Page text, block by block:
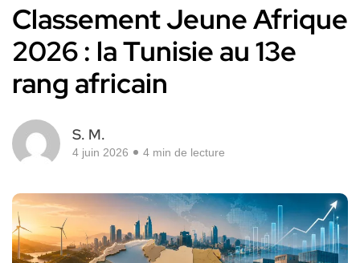
Classement Jeune Afrique
2026 : la Tunisie au 13e
rang africain
S. M.
4 juin 2026 4 min de lecture